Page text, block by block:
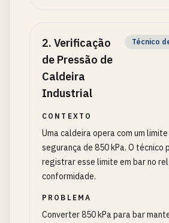
2. Verificação
de Pressão de
Caldeira
Industrial
Técnico
CONTEXTO
Uma caldeira opera com um
segurança de 850 kPa. O técnico
registrar esse limite em bar no
conformidade.
PROBLEMA
Converter 850 kPa para bar